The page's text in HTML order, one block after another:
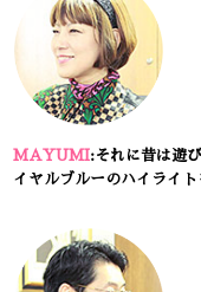
MAYUMI:それに昔は遊
イヤルブルーのハイライト